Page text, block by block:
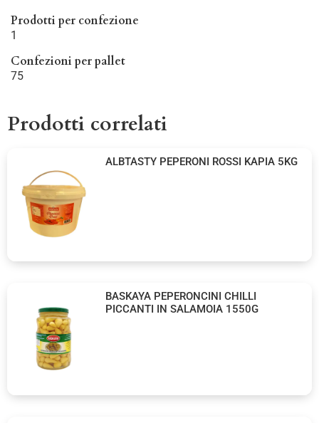
Prodotti per confezione
1
Confezioni per pallet
75
Prodotti correlati
ALBTASTY PEPERONI ROSSI KAPIA 5KG
BASKAYA PEPERONCINI CHILLI
PICCANTI IN SALAMOIA 1550G